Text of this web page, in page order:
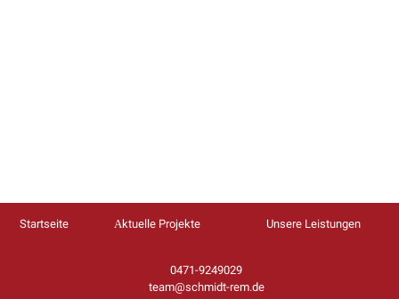
Startseite Аktuelle Projekte Unsere Leistungen
0471-9249029
team@schmidt-rem.de